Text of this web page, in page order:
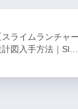
スライムランチャ
計図入手方法｜Sl…